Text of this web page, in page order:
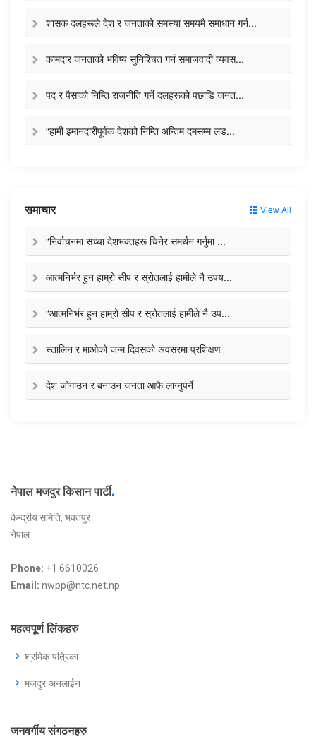
शासक दलहरूले देश र जनताको समस्या समयमै समाधान गर्न...
कामदार जनताको भविष्य सुनिश्चित गर्न समाजवादी व्यवस...
पद र पैसाको निम्ति राजनीति गर्ने दलहरूको पछाडि जनत...
“हामी इमानदारीपूर्वक देशको निम्ति अन्तिम दमसम्म लड...
समाचार View All
“निर्वाचनमा सच्चा देशभक्तहरू चिनेर समर्थन गर्नुमा ...
आत्मनिर्भर हुन हाम्रो सीप र स्रोतलाई हामीले नै उपय...
“आत्मनिर्भर हुन हाम्रो सीप र स्रोतलाई हामीले नै उप...
स्तालिन र माओको जन्म दिवसको अवसरमा प्रशिक्षण
देश जोगाउन र बनाउन जनता आफै लाग्नुपर्ने
नेपाल मजदुर किसान पार्टी.
केन्द्रीय समिति, भक्तपुर
नेपाल
Phone: +1 6610026
Email: nwpp@ntc.net.np
महत्वपूर्ण लिंकहरु
श्रमिक पत्रिका
मजदुर अनलाईन
जनवर्गीय संगठनहरु